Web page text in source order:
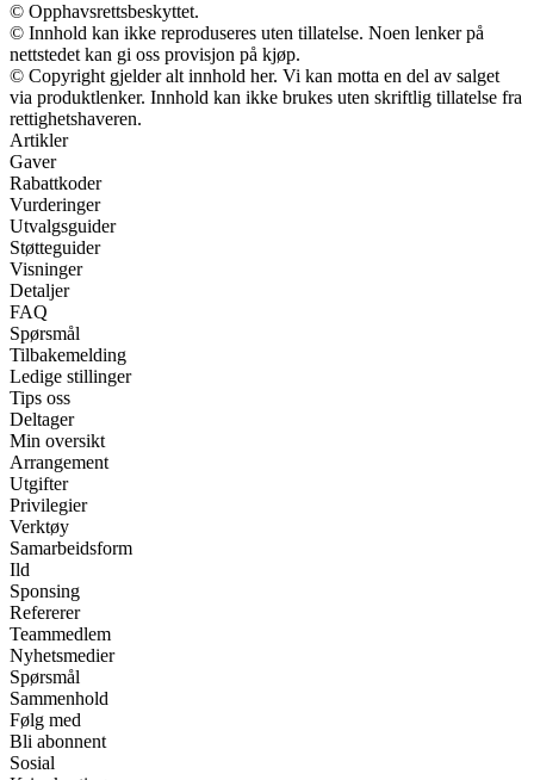
© Opphavsrettsbeskyttet.
© Innhold kan ikke reproduseres uten tillatelse. Noen lenker på
nettstedet kan gi oss provisjon på kjøp.
© Copyright gjelder alt innhold her. Vi kan motta en del av salget
via produktlenker. Innhold kan ikke brukes uten skriftlig tillatelse fra
rettighetshaveren.
Artikler
Gaver
Rabattkoder
Vurderinger
Utvalgsguider
Støtteguider
Visninger
Detaljer
FAQ
Spørsmål
Tilbakemelding
Ledige stillinger
Tips oss
Deltager
Min oversikt
Arrangement
Utgifter
Privilegier
Verktøy
Samarbeidsform
Ild
Sponsing
Refererer
Teammedlem
Nyhetsmedier
Spørsmål
Sammenhold
Følg med
Bli abonnent
Sosial